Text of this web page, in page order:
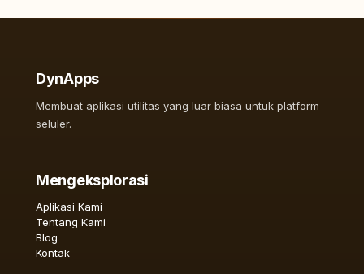
DynApps
Membuat aplikasi utilitas yang luar biasa untuk platform
seluler.
Mengeksplorasi
Aplikasi Kami
Tentang Kami
Blog
Kontak